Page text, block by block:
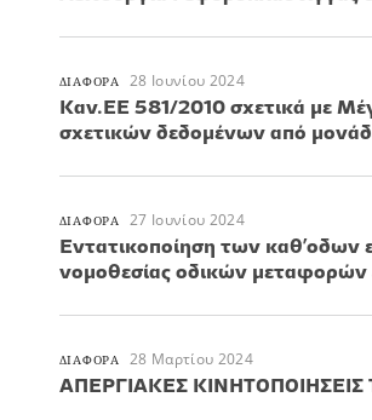
ΔΙΑΦΟΡΑ 28 Ιουνίου 2024
Καν.ΕΕ 581/2010 σχετικά με
σχετικών δεδομένων από
ΔΙΑΦΟΡΑ 27 Ιουνίου 2024
Εντατικοποίηση των
νομοθεσίας οδικών
ΔΙΑΦΟΡΑ 28 Μαρτίου 2024
ΑΠΕΡΓΙΑΚΕΣ